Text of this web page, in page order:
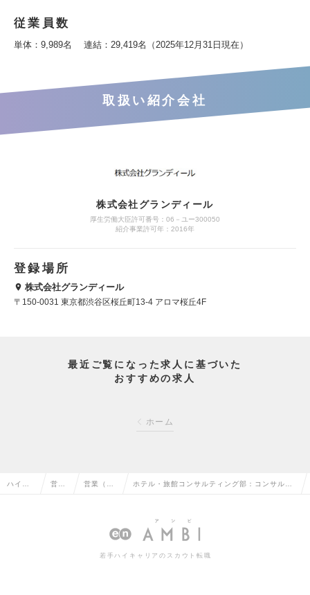
従業員数
単体：9,989名 連結：29,419名（2025年12月31日現在）
取扱い紹介会社
株式会社グランディール
厚生労働大臣許可番号：06－ユー300050
紹介事業許可年：2016年
登録場所
株式会社グランディール
〒150-0031 東京都渋谷区桜丘町13-4 アロマ桜丘4F
最近ご覧になった求人に基づいた
おすすめの求人
ホーム
ハイク 営業 営業（法 ホテル・旅館コンサルティング部：コンサルテ
～リーダーの求人情報
若手ハイキャリアのスカウト転職